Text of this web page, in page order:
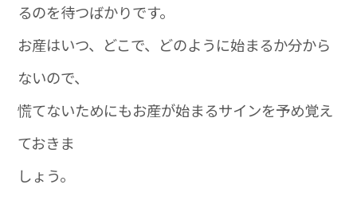
るのを待つばかりです。
お産はいつ、どこで、どのように始まるか分から
ないので、
慌てないためにもお産が始まるサインを予め覚え
ておきま
しょう。